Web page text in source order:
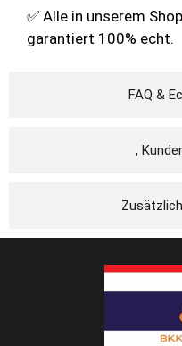
FAQ &
,
✅ Alle in unserem
garantiert 100% echt.